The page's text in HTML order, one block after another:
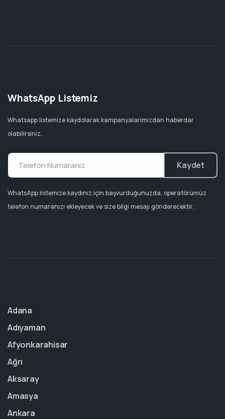
WhatsApp Listemiz
Whatsapp listemize kaydolarak kampanyalarımızdan haberdar
olabilirsiniz.
Kaydet
WhatsApp listemize kaydınız için başvurduğunuzda, operatörümüz
telefon numaranızı ekleyecek ve size bilgi mesajı gönderecektir.
Adana
Adıyaman
Afyonkarahisar
Ağrı
Aksaray
Amasya
Ankara